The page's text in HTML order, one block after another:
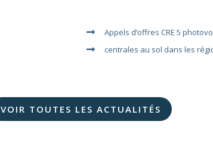
Appels d’offres CRE 5
centrales au sol dans les
VOIR TOUTES LES ACTUALITÉS